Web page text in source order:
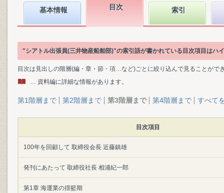
基本情報 目次 索引
"シアトル出張員(三井物産船舶部)"の索引語が書かれている目次項目はハ
目次は見出しの階層(編・章・節・項…など)ごとに絞り込んで見ることがで
… 資料編に詳細な情報があります。
第1階層まで 第2階層まで 第3階層まで 第4階層まで すべて
目次項目
100年を回顧して 取締役会長 近藤鎮雄
発刊にあたって 取締役社長 相浦紀一郎
第1章 海運業の揺籃期